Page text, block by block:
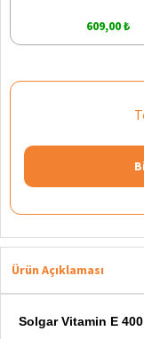
609,00 ₺
Ürün Açıklaması
Solgar Vitamin E